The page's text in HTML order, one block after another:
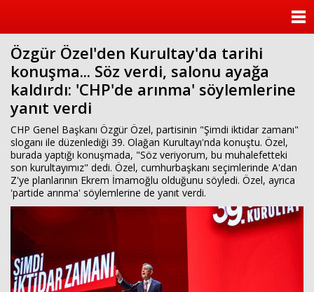
Özgür Özel'den Kurultay'da tarihi
konuşma... Söz verdi, salonu ayağa
kaldırdı: 'CHP'de arınma' söylemlerine
yanıt verdi
CHP Genel Başkanı Özgür Özel, partisinin "Şimdi iktidar zamanı"
sloganı ile düzenlediği 39. Olağan Kurultayı'nda konuştu. Özel,
burada yaptığı konuşmada, "Söz veriyorum, bu muhalefetteki
son kurultayımız" dedi. Özel, cumhurbaşkanı seçimlerinde A'dan
Z'ye planlarının Ekrem İmamoğlu olduğunu söyledi. Özel, ayrıca
'partide arınma' söylemlerine de yanıt verdi.
KATEGORİLER
YAZARLAR
FOTO GALERİ
VİDEO GALERİ
KÜNYE